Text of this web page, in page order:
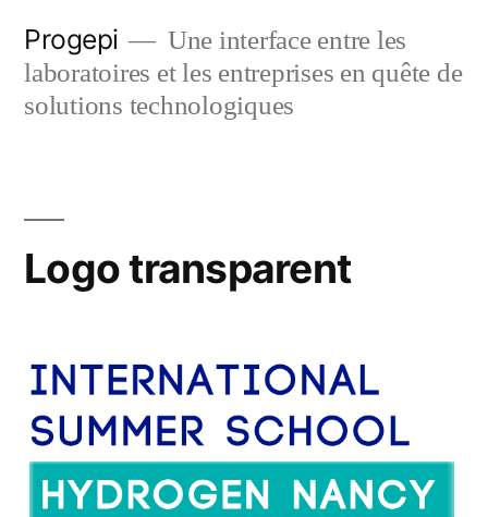
content
Progepi
Une interface entre les
laboratoires et les entreprises en quête de
solutions technologiques
Logo transparent